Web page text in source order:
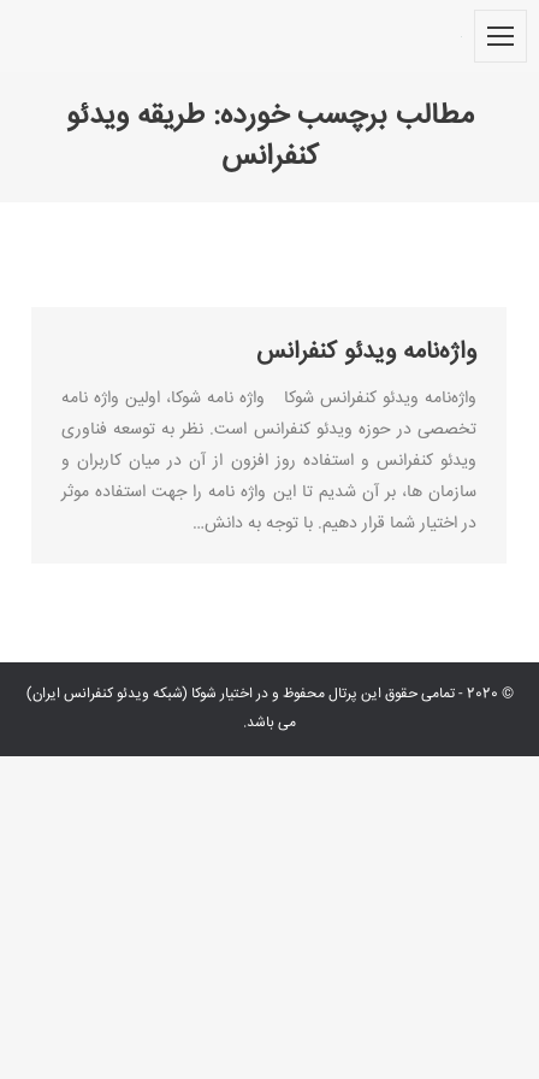
مطالب برچسب خورده:طریقه ویدئو
کنفرانس
واژه‌نامه ویدئو کنفرانس
واژه‌نامه ویدئو کنفرانس شوکا واژه نامه شوکا، اولین واژه نامه
تخصصی در حوزه ویدئو کنفرانس است. نظر به توسعه فناوری
ویدئو کنفرانس و استفاده روز افزون از آن در میان کاربران و
سازمان ها، بر آن شدیم تا این واژه نامه را جهت استفاده موثر
در اختیار شما قرار دهیم. با توجه به دانش…
© 2020 - تمامی حقوق این پرتال محفوظ و در اختیار شوکا (شبکه ویدئو کنفرانس ایران)
می باشد.